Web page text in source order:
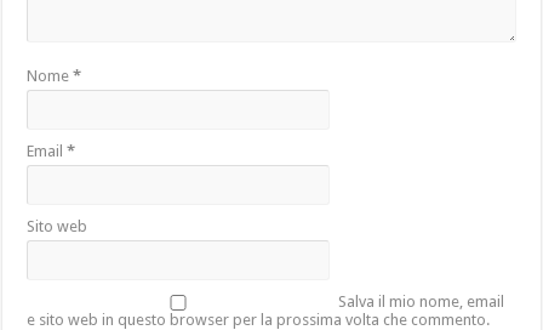
Nome*
Email*
Sito web
Salva il mio nome, email
e sito web in questo browser per la prossima volta che commento.